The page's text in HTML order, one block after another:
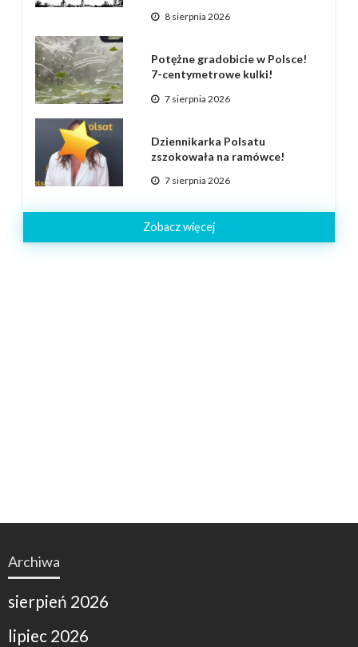
8 sierpnia 2026
Potężne gradobicie w Polsce!
7-centymetrowe kulki!
7 sierpnia 2026
Dziennikarka Polsatu
zszokowała na ramówce!
7 sierpnia 2026
Zobacz więcej
Archiwa
sierpień 2026
lipiec 2026